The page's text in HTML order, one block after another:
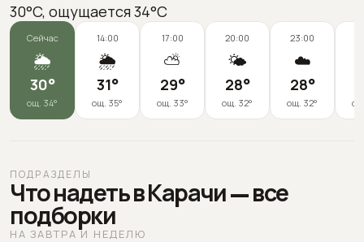
30°C, ощущается 34°C
Сейчас
🌦️
30°
ощ. 34°
14:00
🌦️
31°
ощ. 35°
17:00
⛅
29°
ощ. 33°
20:00
🌤️
28°
ощ. 32°
23:00
☁️
28°
ощ. 32°
ПОДРАЗДЕЛЫ
Что надеть в Карачи — все
подборки
НА ЗАВТРА И НЕДЕЛЮ